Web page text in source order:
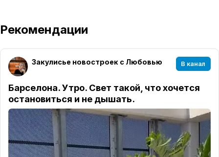
Рекомендации
Закулисье новостроек с Любовью В канал
Барселона. Утро. Свет такой, что хочется
остановиться и не дышать.